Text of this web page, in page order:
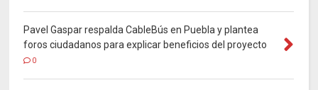
Pavel Gaspar respalda CableBús en Puebla y plantea
foros ciudadanos para explicar beneficios del proyecto
0